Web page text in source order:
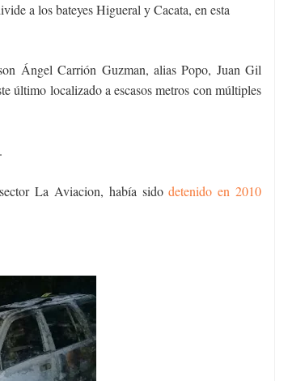
a los bateyes Higueral y Cacata, en esta
Ángel Carrión Guzman, alias Popo, Juan Gil
último localizado a escasos metros con múltiples
La Aviacion, había sidodetenido en 2010